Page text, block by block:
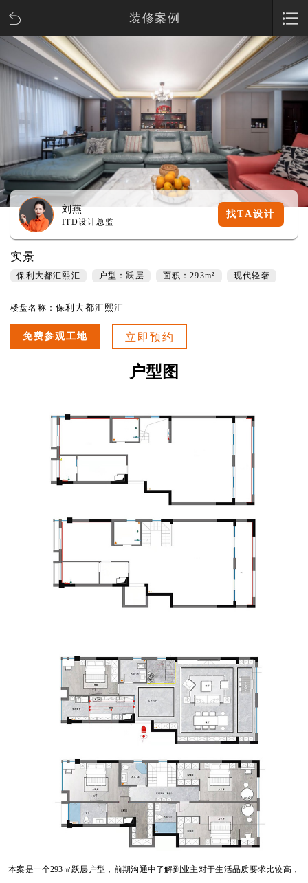
装修案例
刘燕
ITD设计总监
找TA设计
实景
保利大都汇熙汇 户型：跃层 面积：293m² 现代轻奢
楼盘名称： 保利大都汇熙汇
免费参观工地 立即预约
户型图
本案是一个293㎡跃层户型，前期沟通中了解到业主对于生活品质要求比较高，